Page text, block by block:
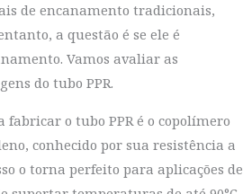
de encanamento tradicionais,
a questão é se ele é
Vamos avaliar as
do tubo PPR.
o tubo PPR é o copolímero
conhecido por sua resistência a
o torna perfeito para aplicações de